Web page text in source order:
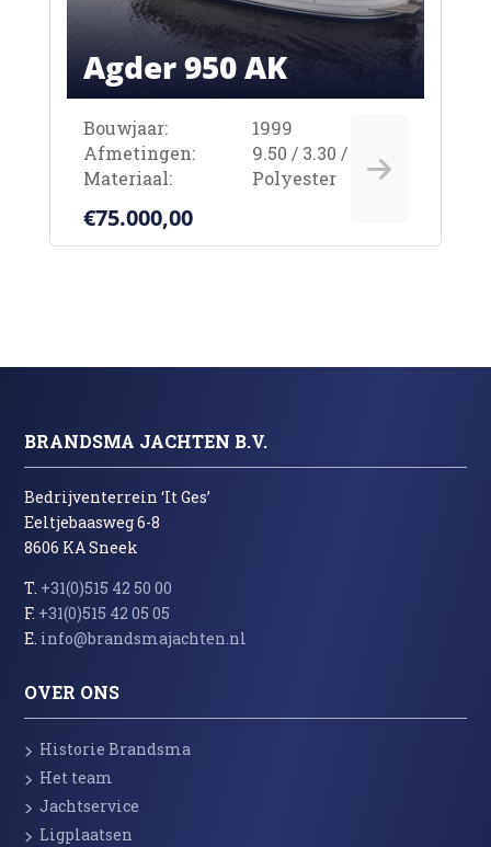
Agder 950 AK
Bouwjaar:
1999
Afmetingen:
9.50 / 3.30 / 0.90m
Materiaal:
Polyester
€75.000,00
BRANDSMA JACHTEN B.V.
Bedrijventerrein ‘It Ges’
Eeltjebaasweg 6-8
8606 KA Sneek
T. +31(0)515 42 50 00
F. +31(0)515 42 05 05
E. info@brandsmajachten.nl
OVER ONS
Historie Brandsma
Het team
Jachtservice
Ligplaatsen